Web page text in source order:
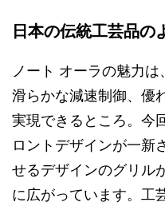
日本の伝統工芸品の
ノート オーラの魅力
滑らかな減速制御、優
実現できるところ。今
ロントデザインが一新
せるデザインのグリル
に広がっています。工